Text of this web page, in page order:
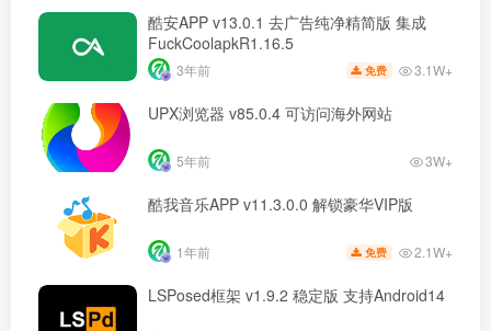
酷安APP v13.0.1 去广告纯净精简版 集成
FuckCoolapkR1.16.5
3年前 免费 3.1W+
UPX浏览器 v85.0.4 可访问海外网站
5年前 3W+
酷我音乐APP v11.3.0.0 解锁豪华VIP版
1年前 免费 2.1W+
LSPosed框架 v1.9.2 稳定版 支持Android14